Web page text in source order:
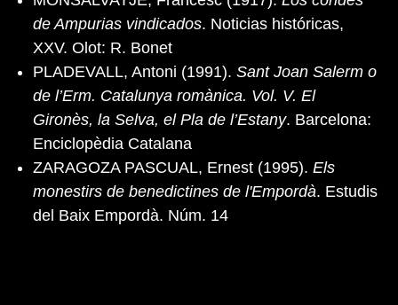
de Ampurias vindicados. Noticias históricas,
XXV. Olot: R. Bonet
PLADEVALL, Antoni (1991). Sant Joan Salerm o
de l’Erm. Catalunya romànica. Vol. V. El
Gironès, la Selva, el Pla de l’Estany. Barcelona:
Enciclopèdia Catalana
ZARAGOZA PASCUAL, Ernest (1995). Els
monestirs de benedictines de l'Empordà. Estudis
del Baix Empordà. Núm. 14